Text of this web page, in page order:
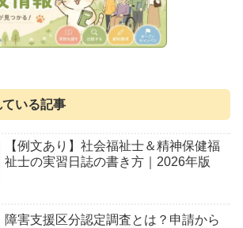
いる記事
【例文あり】社会福祉士＆精神保健福
祉士の実習日誌の書き方｜2026年版
障害支援区分認定調査とは？申請から